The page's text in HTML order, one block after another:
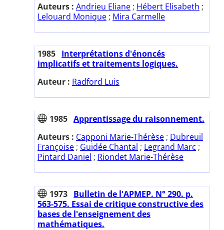
Auteurs : Andrieu Eliane ; Hébert Elisabeth ;
Lelouard Monique ; Mira Carmelle
1985 Interprétations d'énoncés
implicatifs et traitements logiques.
Auteur : Radford Luis
1985 Apprentissage du raisonnement.
Auteurs : Capponi Marie-Thérèse ; Dubreuil
Françoise ; Guidée Chantal ; Legrand Marc ;
Pintard Daniel ; Riondet Marie-Thérèse
1973 Bulletin de l'APMEP. N° 290. p.
563-575. Essai de critique constructive des
bases de l'enseignement des
mathématiques.